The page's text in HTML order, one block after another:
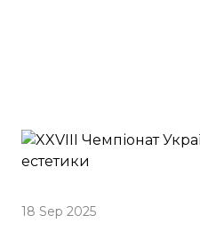
18 Sep 2025